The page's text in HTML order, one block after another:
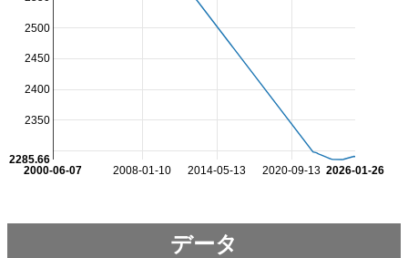
2008-01-10 2014-05-13 2020-09-13
2000-06-07 2026-01-26
2350
2400
2450
2500
2285.66
データ